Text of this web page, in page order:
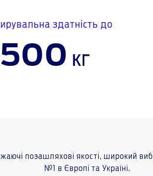
здатність до
кг
позашляхові якості, широкий
№1 в Європі та Україні.